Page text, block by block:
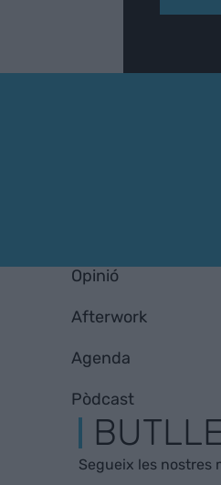
Opinió
Afterwork
Agenda
Pòdcast
Segueix les nostres